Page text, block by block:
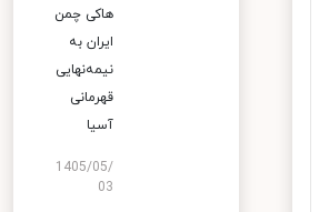
هاکی چمن
ایران به
نیمه‌نهایی
قهرمانی
آسیا
1405/05/
03